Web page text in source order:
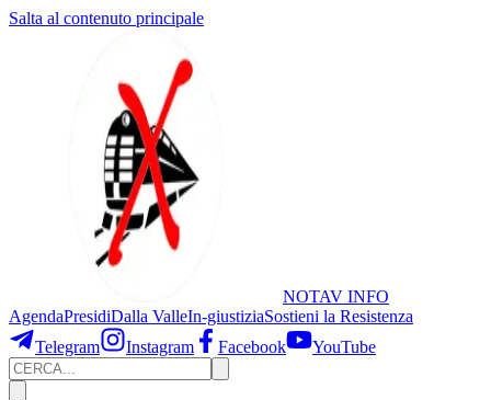
Salta al contenuto principale
NOTAV INFO
AgendaPresidiDalla ValleIn-giustiziaSostieni la Resistenza
Telegram
Instagram Facebook YouTube